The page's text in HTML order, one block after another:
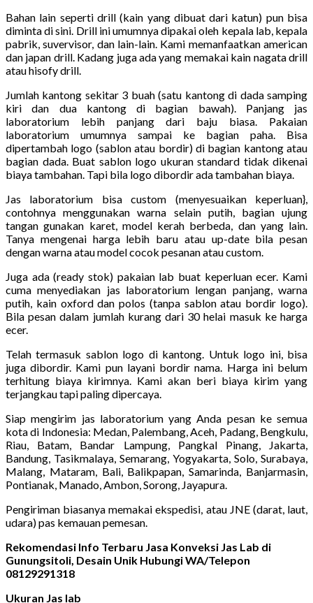
Bahan lain seperti drill (kain yang dibuat dari katun) pun bisa
diminta di sini. Drill ini umumnya dipakai oleh kepala lab, kepala
pabrik, suvervisor, dan lain-lain. Kami memanfaatkan american
dan japan drill. Kadang juga ada yang memakai kain nagata drill
atau hisofy drill.
Jumlah kantong sekitar 3 buah (satu kantong di dada samping
kiri dan dua kantong di bagian bawah). Panjang jas
laboratorium lebih panjang dari baju biasa. Pakaian
laboratorium umumnya sampai ke bagian paha. Bisa
dipertambah logo (sablon atau bordir) di bagian kantong atau
bagian dada. Buat sablon logo ukuran standard tidak dikenai
biaya tambahan. Tapi bila logo dibordir ada tambahan biaya.
Jas laboratorium bisa custom (menyesuaikan keperluan},
contohnya menggunakan warna selain putih, bagian ujung
tangan gunakan karet, model kerah berbeda, dan yang lain.
Tanya mengenai harga lebih baru atau up-date bila pesan
dengan warna atau model cocok pesanan atau custom.
Juga ada (ready stok) pakaian lab buat keperluan ecer. Kami
cuma menyediakan jas laboratorium lengan panjang, warna
putih, kain oxford dan polos (tanpa sablon atau bordir logo).
Bila pesan dalam jumlah kurang dari 30 helai masuk ke harga
ecer.
Telah termasuk sablon logo di kantong. Untuk logo ini, bisa
juga dibordir. Kami pun layani bordir nama. Harga ini belum
terhitung biaya kirimnya. Kami akan beri biaya kirim yang
terjangkau tapi paling dipercaya.
Siap mengirim jas laboratorium yang Anda pesan ke semua
kota di Indonesia: Medan, Palembang, Aceh, Padang, Bengkulu,
Riau, Batam, Bandar Lampung, Pangkal Pinang, Jakarta,
Bandung, Tasikmalaya, Semarang, Yogyakarta, Solo, Surabaya,
Malang, Mataram, Bali, Balikpapan, Samarinda, Banjarmasin,
Pontianak, Manado, Ambon, Sorong, Jayapura.
Pengiriman biasanya memakai ekspedisi, atau JNE (darat, laut,
udara) pas kemauan pemesan.
Rekomendasi Info Terbaru Jasa Konveksi Jas Lab di
Gunungsitoli, Desain Unik Hubungi WA/Telepon
08129291318
Ukuran Jas lab